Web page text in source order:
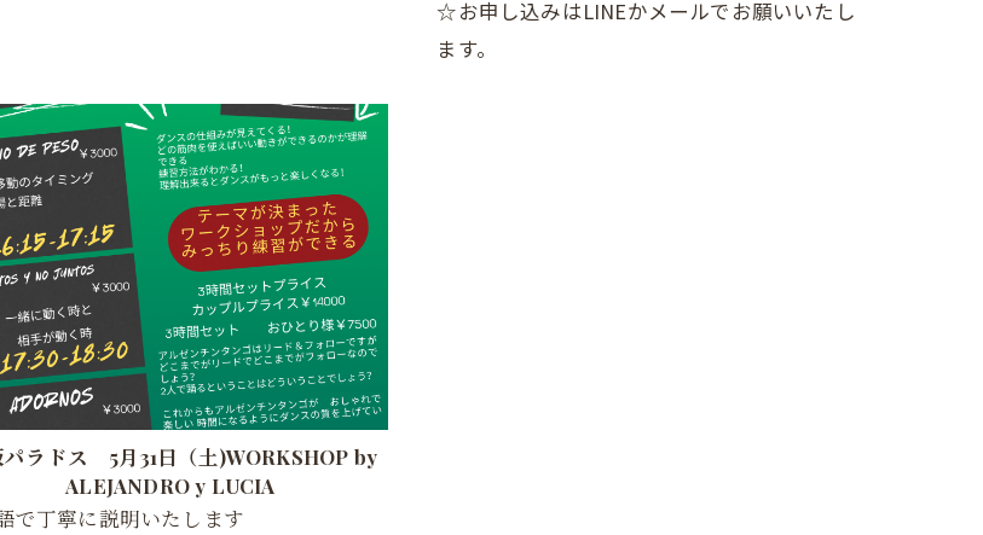
☆お申し込みはLINEかメールでお願いいたし
ます。
パラドス 5月31日（土)WORKSHOP by
ALEJANDRO y LUCIA
で丁寧に説明いたします